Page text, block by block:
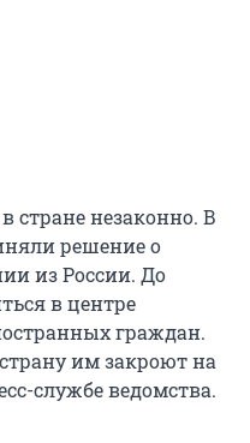
стране незаконно. В
решение о
из России. До
в центре
граждан.
им закроют на
службе ведомства.